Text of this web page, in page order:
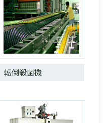
転倒殺菌機